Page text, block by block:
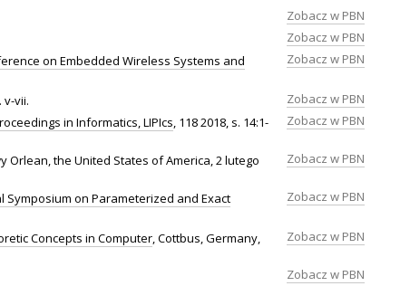
Zobacz w PBN
Zobacz w PBN
on Embedded Wireless Systems and
Zobacz w PBN
v-vii.
Zobacz w PBN
in Informatics, LIPIcs , 118 2018, s. 14:1-
Zobacz w PBN
Orlean, the United States of America, 2 lutego
Zobacz w PBN
Symposium on Parameterized and Exact
Zobacz w PBN
Concepts in Computer , Cottbus, Germany,
Zobacz w PBN
Zobacz w PBN